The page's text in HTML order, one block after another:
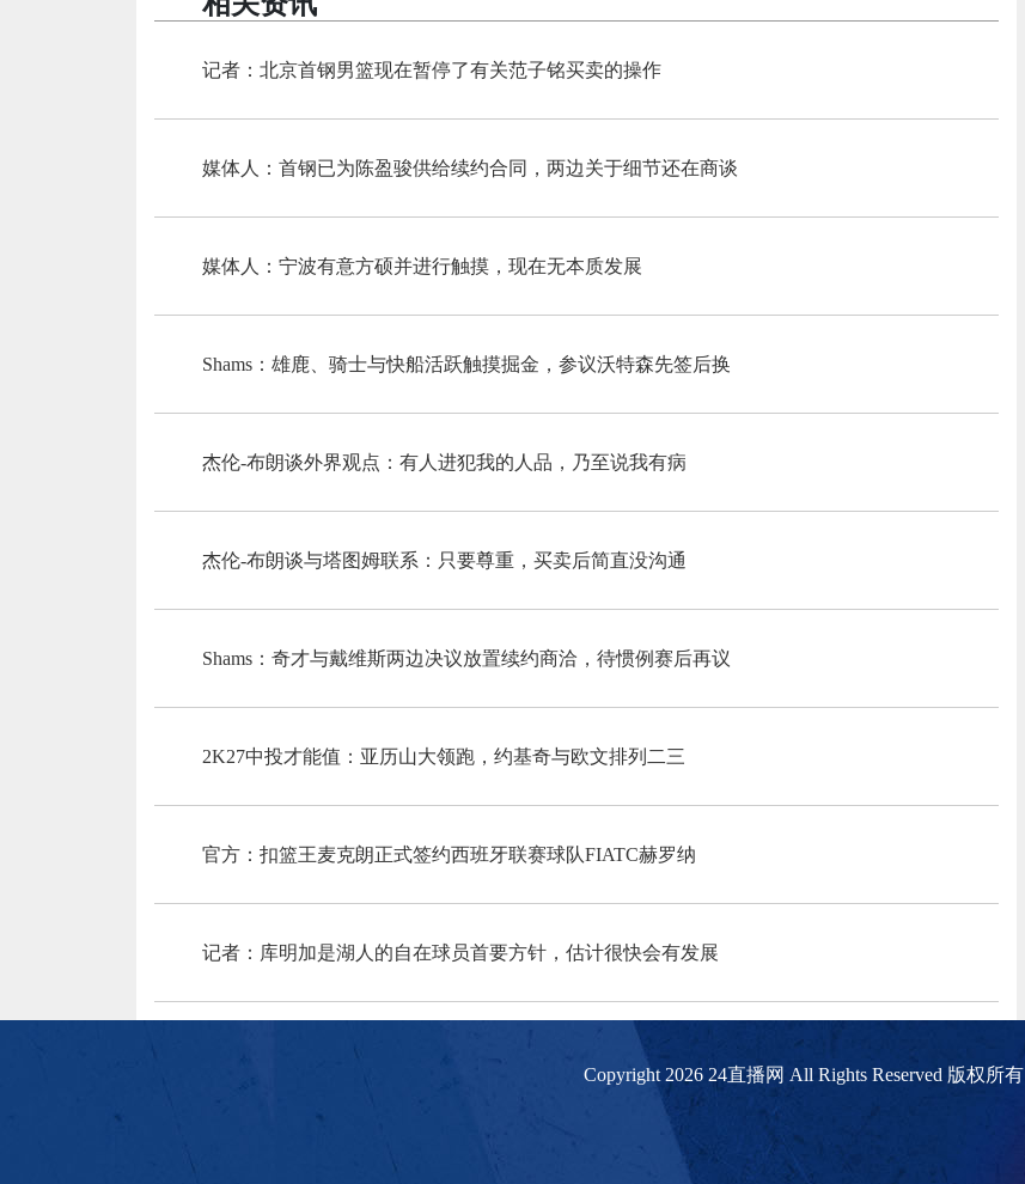
记者：北京首钢男篮现在暂停了有关范子铭买卖的操作
媒体人：首钢已为陈盈骏供给续约合同，两边关于细节还在商谈
媒体人：宁波有意方硕并进行触摸，现在无本质发展
Shams：雄鹿、骑士与快船活跃触摸掘金，参议沃特森先签后换
杰伦-布朗谈外界观点：有人进犯我的人品，乃至说我有病
杰伦-布朗谈与塔图姆联系：只要尊重，买卖后简直没沟通
Shams：奇才与戴维斯两边决议放置续约商洽，待惯例赛后再议
2K27中投才能值：亚历山大领跑，约基奇与欧文排列二三
官方：扣篮王麦克朗正式签约西班牙联赛球队FIATC赫罗纳
记者：库明加是湖人的自在球员首要方针，估计很快会有发展
Copyright 2026 24直播网 All Rights Reserved 版权所有